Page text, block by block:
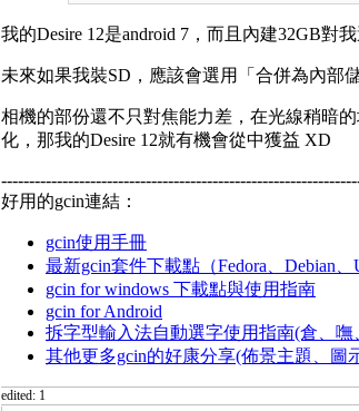
我的Desire 12是android 7，而且內建32GB對
未來如果我裝SD，應該會選用「合併為內部
相機的部份還不只對焦能力差，在光線稍暗
化，那我的Desire 12就有機會從中獲益 XD
好用的gcin連結：
gcin使用手冊
最新gcin套件下載點（Fedora、Debian、
gcin for windows 下載點與使用指南
gcin for Android
拆字型輸入法自動選字使用指南(倉、嘸
其他更多gcin的好康分享(佈景主題、圖
edited: 1